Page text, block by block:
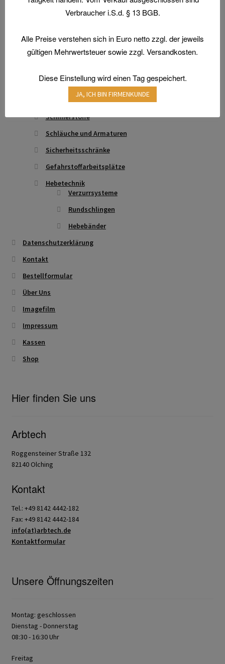
Hautschutz
Transferdruck & Stick
Technische Artikel
Antriebstechnik
Anschlagpuffer
Schmierstoffe
Schläuche und Armaturen
Sicherheitsschränke
Gefahrstoffarbeitsplätze
Hebetechnik
Verzurrsysteme
Rundschlingen
Hebebänder
Datenschutzerklärung
Kontakt
Bestellformular
Über Uns
Imagefilm
Impressum
Kassen
Shop
Hier finden Sie uns
Arbtech
Roggensteiner Straße 132
82140 Olching
Kontakt
Tel.: +49 8142 4442-182
Fax: +49 8142 4442-184
info(at)arbtech.de
Kontaktformular
Unsere Öffnungszeiten
Montag: geschlossen
Dienstag - Donnerstag
08:30 - 16:30 Uhr
Freitag
Verbraucher i.S.d. § 13 BGB.
Alle Preise verstehen sich in Euro netto zzgl. der jeweils
gültigen Mehrwertsteuer sowie zzgl. Versandkosten.
Diese Einstellung wird einen Tag gespeichert.
JA, ICH BIN FIRMENKUNDE